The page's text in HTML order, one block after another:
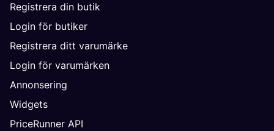
Registrera din butik
Login för butiker
Registrera ditt varumärke
Login för varumärken
Annonsering
Widgets
PriceRunner API